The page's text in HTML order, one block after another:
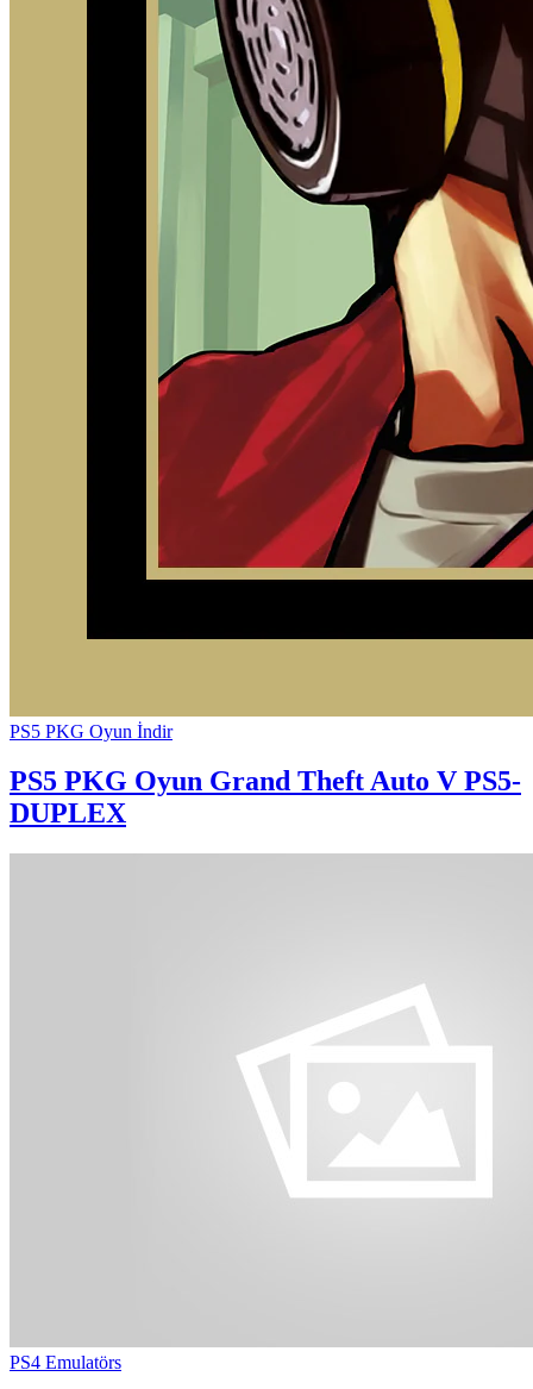
PS5 PKG Oyun İndir
PS5 PKG Oyun Grand Theft Auto V PS5-
DUPLEX
PS4 Emulatörs